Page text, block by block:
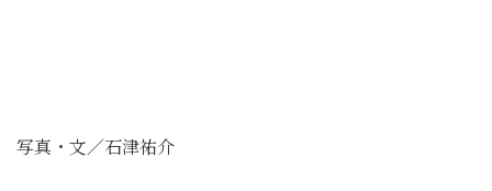
写真・文／石津祐介